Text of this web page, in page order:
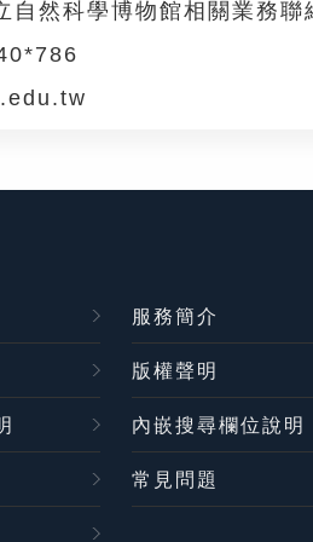
自然科學博物館相關業務聯
服務簡介
版權聲明
內嵌搜尋欄位說明
常見問題